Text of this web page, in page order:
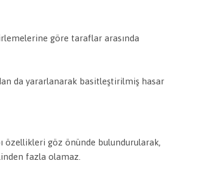
göre taraflar arasında
da yararlanarak basitleştirilmiş hasar
özellikleri göz önünde bulundurularak,
fazla olamaz.